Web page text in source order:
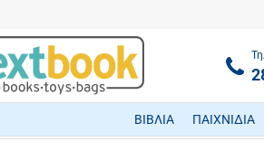
ΒΙΒΛΙΑ ΠΑΙΧΝΙΔΙΑ